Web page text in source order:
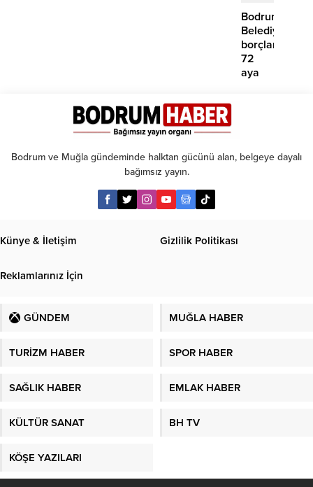
Bodrum
borçlara
72
aya
Bodrum ve Muğla gündeminde halktan gücünü alan, belgeye dayalı
bağımsız yayın.
Künye & İletişim Gizlilik Politikası
Reklamlarınız İçin
GÜNDEM MUĞLA HABER
TURİZM HABER SPOR HABER
SAĞLIK HABER EMLAK HABER
KÜLTÜR SANAT BH TV
KÖŞE YAZILARI